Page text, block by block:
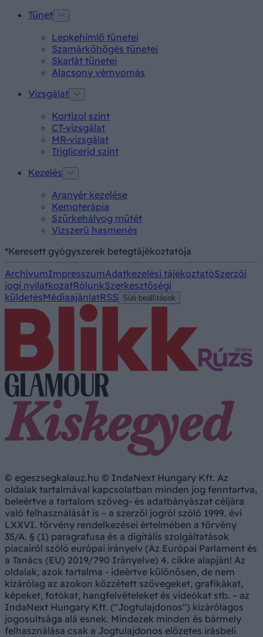
Tünet
Lepkehimlő tünetei
Szamárköhögés tünetei
Skarlát tünetei
Alacsony vérnyomás
Vizsgálat
Kortizol szint
CT-vizsgálat
MR-vizsgálat
Triglicerid szint
Kezelés
Aranyér kezelése
Kemoterápia
Szürkehályog műtét
Vízszerű hasmenés
*Keresett gyógyszerek betegtájékoztatója
ArchívumImpresszumAdatkezelési tájékoztatóSzerzői
jogi nyilatkozatRólunkSzerkesztőségi
küldetésMédiaajánlatRSS Süti beállítások
© egeszsegkalauz.hu © IndaNext Hungary Kft. Az
oldalak tartalmával kapcsolatban minden jog fenntartva,
beleértve a tartalom szöveg- és adatbányászat céljára
való felhasználását is – a szerzői jogról szóló 1999. évi
LXXVI. törvény rendelkezései értelmében a törvény
35/A. § (1) paragrafusa és a digitális szolgáltatások
piacairól szóló európai irányelv (Az Európai Parlament és
a Tanács (EU) 2019/790 Irányelve) 4. cikke alapján! Az
oldalak, azok tartalma - ideértve különösen, de nem
kizárólag az azokon közzétett szövegeket, grafikákat,
képeket, fotókat, hangfelvételeket és videókat stb. – az
IndaNext Hungary Kft. ("Jogtulajdonos") kizárólagos
jogosultsága alá esnek. Mindezek minden és bármely
felhasználása csak a Jogtulajdonos előzetes írásbeli